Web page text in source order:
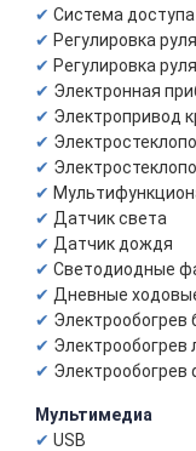
Система
Регулировка
Регулировка
Электронная
Электропривод
Датчик света
Датчик дождя
Светодиодные
Дневные
Электрообогрев
Электрообогрев
Электрообогрев
Мультимедиа
USB